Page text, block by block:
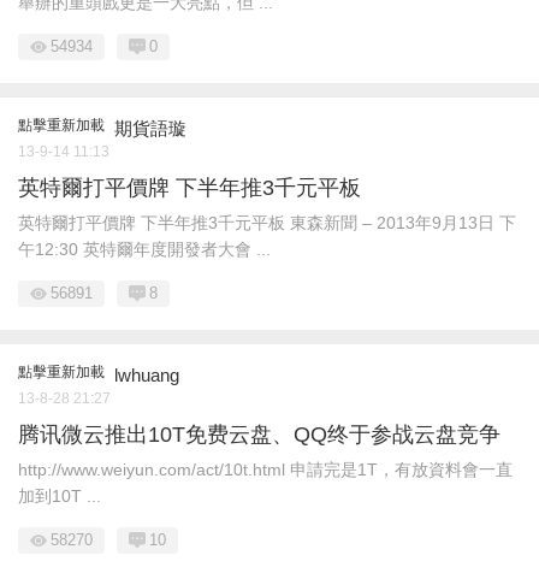
54934 0
點擊重新加載 期貨語璇
13-9-14 11:13
英特爾打平價牌 下半年推3千元平板
英特爾打平價牌 下半年推3千元平板 東森新聞 – 2013年9月13日 下
午12:30 英特爾年度開發者大會 ...
56891 8
點擊重新加載 lwhuang
13-8-28 21:27
腾讯微云推出10T免费云盘、QQ终于参战云盘竞争
http://www.weiyun.com/act/10t.html 申請完是1T，有放資料會一直
加到10T ...
58270 10